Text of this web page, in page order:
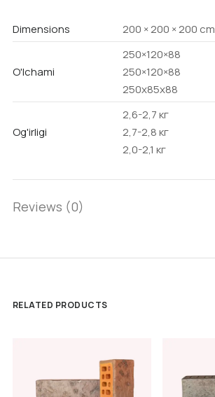
Dimensions 200 × 200 × 200 cm
O'lchami
250×120×88
250×120×88
250х85х88
Og'irligi
2,6-2,7 кг
2,7-2,8 кг
2,0-2,1 кг
Reviews (0)
RELATED PRODUCTS